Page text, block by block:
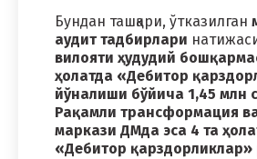
Бундан ташқари, ўтказилган
аудит тадбирлари
вилояти ҳудудий
ҳолатда «Дебитор
йўналиши бўйича 1,45 млн
Рақамли трансформация
маркази ДМда эса 4 та
«Дебитор қарздорликлар»